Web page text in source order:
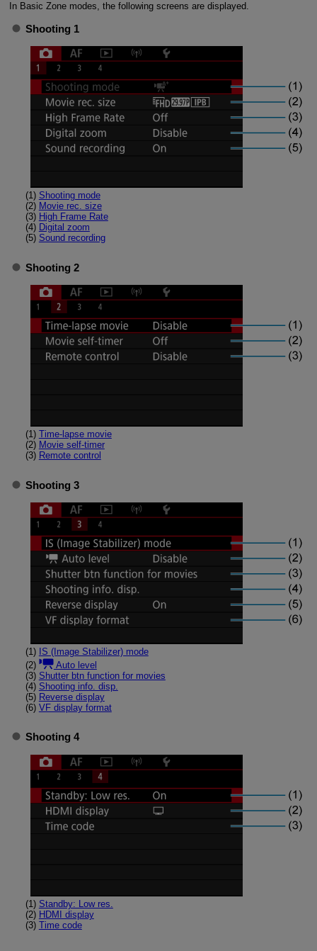
In Basic Zone modes, the following screens are displayed.
Shooting 1
(1) Shooting mode
(2) Movie rec. size
(3) High Frame Rate
(4) Digital zoom
(5) Sound recording
Shooting 2
(1) Time-lapse movie
(2) Movie self-timer
(3) Remote control
Shooting 3
(1)
IS (Image Stabilizer) mode
(2)
Auto level
(3) Shutter btn function for movies
(4) Shooting info. disp.
(5) Reverse display
(6) VF display format
Shooting 4
(1) Standby: Low res.
(2) HDMI display
(3) Time code